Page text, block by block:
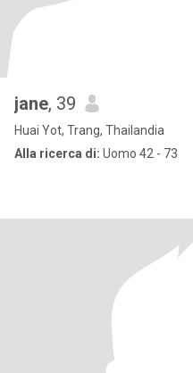
jane, 39
Huai Yot, Trang, Thailandia
Alla ricerca di: Uomo 42 - 73